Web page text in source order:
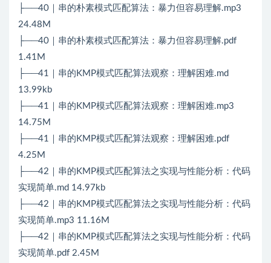
├──40｜串的朴素模式匹配算法：暴力但容易理解.mp3
24.48M
├──40｜串的朴素模式匹配算法：暴力但容易理解.pdf
1.41M
├──41｜串的KMP模式匹配算法观察：理解困难.md
13.99kb
├──41｜串的KMP模式匹配算法观察：理解困难.mp3
14.75M
├──41｜串的KMP模式匹配算法观察：理解困难.pdf
4.25M
├──42｜串的KMP模式匹配算法之实现与性能分析：代码
实现简单.md 14.97kb
├──42｜串的KMP模式匹配算法之实现与性能分析：代码
实现简单.mp3 11.16M
├──42｜串的KMP模式匹配算法之实现与性能分析：代码
实现简单.pdf 2.45M